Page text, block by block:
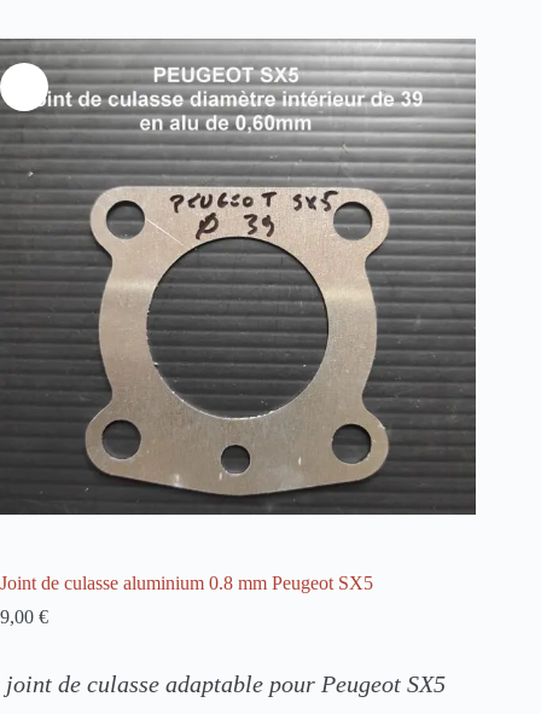
Joint de culasse aluminium 0.8 mm Peugeot SX5
9,00 €
joint de culasse adaptable pour Peugeot SX5